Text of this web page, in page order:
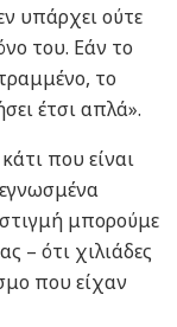
υπάρχει ούτε
του. Εάν το
το
έτσι απλά».
που είναι
μπορούμε
– ότι χιλιάδες
που είχαν